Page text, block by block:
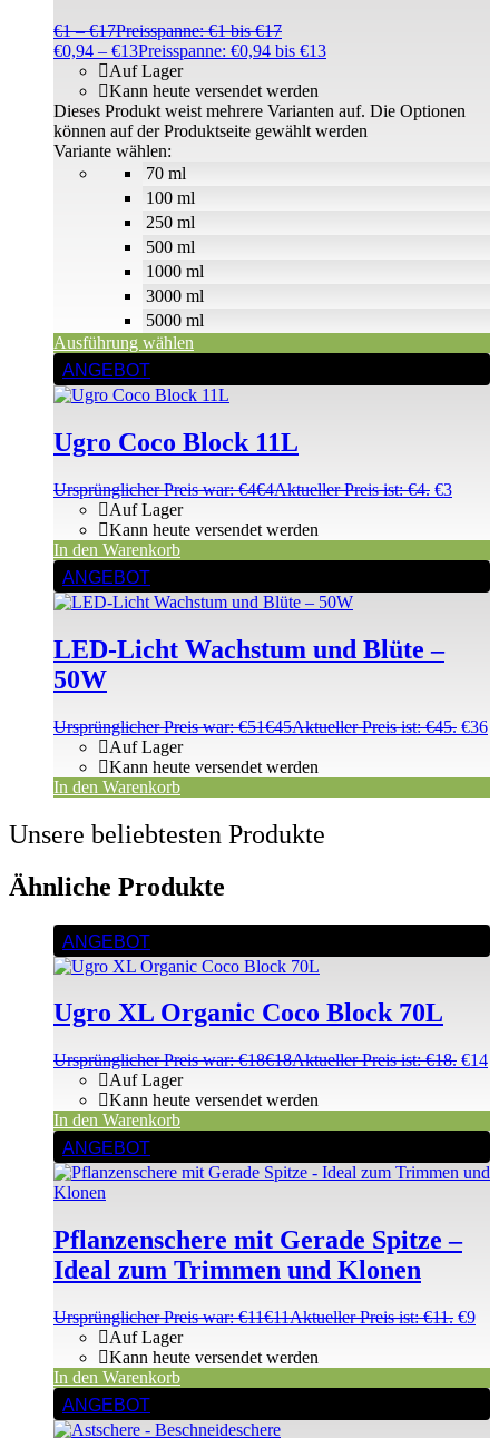
€1 –€17Preisspanne: €1 bis €17
€0,94 – €13Preisspanne: €0,94 bis €13
70 ml
100 ml
250 ml
500 ml
1000 ml
3000 ml
5000 ml
Auf Lager
Kann heute versendet werden
Variante wählen:
Ausführung wählen
Dieses Produkt weist mehrere Varianten auf. Die Optionen
können auf der Produktseite gewählt werden
ANGEBOT
Ugro Coco Block 11L
Ursprünglicher Preis war: €4€4Aktueller Preis ist: €4. €3
Auf Lager
Kann heute versendet werden
In den Warenkorb
ANGEBOT
LED-Licht Wachstum und Blüte –
50W
Ursprünglicher Preis war: €51€45Aktueller Preis ist: €45. €36
Auf Lager
Kann heute versendet werden
In den Warenkorb
Unsere beliebtesten Produkte
Ähnliche Produkte
ANGEBOT
Ugro XL Organic Coco Block 70L
Ursprünglicher Preis war: €18€18Aktueller Preis ist: €18. €14
Auf Lager
Kann heute versendet werden
In den Warenkorb
ANGEBOT
Pflanzenschere mit Gerade Spitze –
Ideal zum Trimmen und Klonen
Ursprünglicher Preis war: €11€11Aktueller Preis ist: €11. €9
Auf Lager
Kann heute versendet werden
In den Warenkorb
ANGEBOT